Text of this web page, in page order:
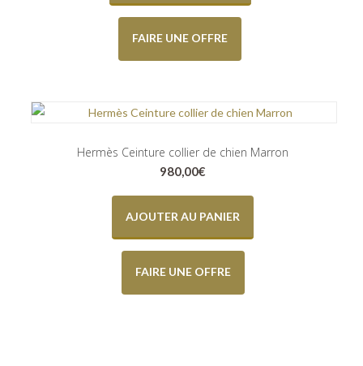
FAIRE UNE OFFRE
Hermès Ceinture collier de chien Marron
980,00€
AJOUTER AU PANIER
FAIRE UNE OFFRE